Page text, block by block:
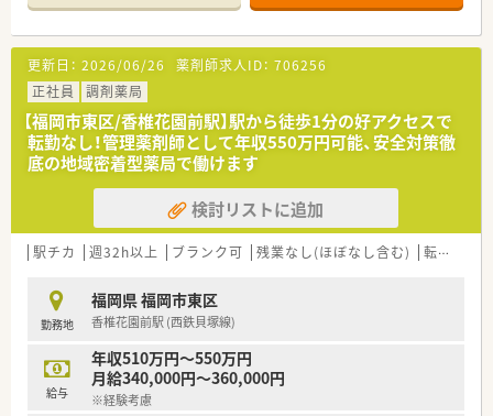
名体制になる場合もございます。
【募集背景と求める人物像について】
■パート薬剤師の転居に伴う退職が発生したため、欠員を補充す
べく新たな正社員を募集しています。
■調剤の経験をお持ちの方で、17時から18時の時間帯をカバー
できる方を求めています。
■夕方の時間帯に1人薬剤師としての対応が可能な方に、ぜひお
力添えをいただきたいです。
【法人特徴について】
■令和元年に設立された法人であり、福岡市東区において地域に
深く根差した薬局を1店舗運営しています。
の距離が近く風通しが良い社風です。
■スタッフ一人ひとりの働きやすさを大切にし、週20時間台か
らの社保加入も柔軟に検討いただける法人です。
【求人情報について】
■近郊エリアにおける最高水準である、時給2,300円からのスタ
ートをご提示できる貴重な案件です。
更新日： 2026/06/26 薬剤師求人ID： 706256
正社員
調剤薬局
【福岡市東区/香椎花園前駅】駅から徒歩1分の好アクセスで
転勤なし！管理薬剤師として年収550万円可能、安全対策徹
底の地域密着型薬局で働けます
検討リストに追加
駅チカ 週32h以上 ブランク可 残業なし(ほぼなし含む) 転勤なし
勤務地
福岡県 福岡市東区
香椎花園前駅 (西鉄貝塚線)
給与
年収510万円～550万円
月給340,000円～360,000円
※経験考慮